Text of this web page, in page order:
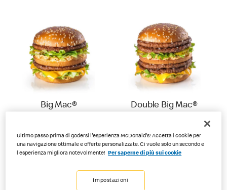
Big Mac® Double Big Mac®
Ultimo passo prima di godersi l'esperienza McDonald's! Accetta i cookie per
una navigazione ottimale e offerte personalizzate. Ci vuole solo un secondo e
l'esperienza migliora notevolmente!
Per saperne di più sui cookie
Impostazioni